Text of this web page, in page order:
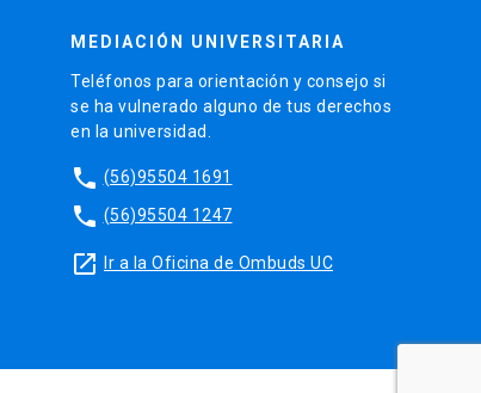
MEDIACIÓN UNIVERSITARIA
Teléfonos para orientación y consejo si
se ha vulnerado alguno de tus derechos
en la universidad.
phone (56)95504 1691
phone (56)95504 1247
launch Ir a la Oficina de Ombuds UC